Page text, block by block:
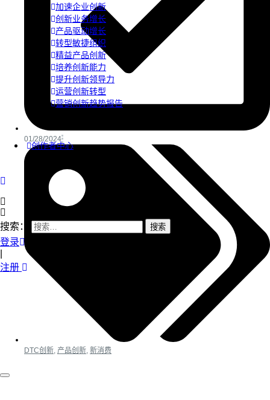
加速企业创新
创新业务增长
产品驱动增长
转型敏捷组织
精益产品创新
培养创新能力
提升创新领导力
运营创新转型
营销创新趋势报告
创作者中心
搜索：
登录
注册
01/28/2024
DTC创新 产品创新 新消费